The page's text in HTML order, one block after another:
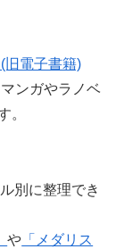
旧電子書籍)
ンガやラノベ
。
別に整理でき
や 「メダリス